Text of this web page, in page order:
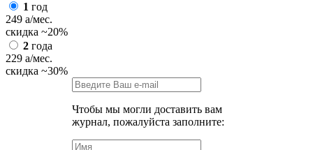
1 год
249 a/мес.
скидка ~20%
2 года
229 a/мес.
скидка ~30%
Чтобы мы могли доставить вам
журнал, пожалуйста заполните: